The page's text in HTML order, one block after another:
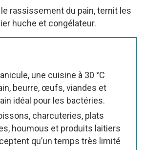
rassissement du pain, ternit les
huche et congélateur.
une cuisine à 30 °C
beurre, œufs, viandes et
idéal pour les bactéries.
charcuteries, plats
houmous et produits laitiers
qu’un temps très limité